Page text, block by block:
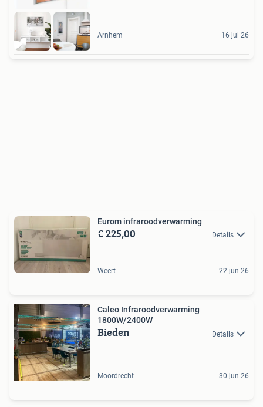
Arnhem 16 jul 26
Eurom infraroodverwarming
€ 225,00 Details
Weert 22 jun 26
Caleo Infraroodverwarming
1800W/2400W
Bieden Details
Moordrecht 30 jun 26